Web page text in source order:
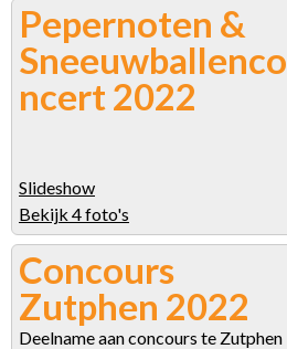
Pepernoten &
Sneeuwballenco
ncert 2022
Slideshow
Bekijk 4 foto's
Concours
Zutphen 2022
Deelname aan concours te Zutphen